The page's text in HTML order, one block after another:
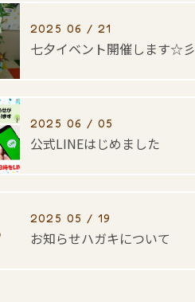
2025 06 / 21
七夕イベント開催します☆彡
2025 06 / 05
公式LINEはじめました
2025 05 / 19
お知らせハガキについて